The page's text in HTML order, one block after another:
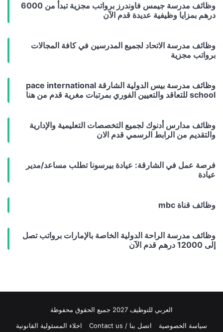
وظائف مدرسة جيمس فاوندرز برواتب مجزية تبدأ من 6000
درهم بمزايا وظيفية عديدة قدم الآن
وظائف مدرسة الاتحاد لجميع المدرسين في كافة المجالات
برواتب مجزية
وظائف مدرسة بيس الدولية الشارقة pace international
school للتعاقد والتعيين الفوري بمرتبات مغرية قدم من هنا
وظائف مدارس أدنوك لجميع التخصصات التعليمية والإدارية
والتقديم من الرابط الرسمي قدم الان
فرصة عمل في الشارقة: عيادة بيرسونا تطلب مساعد/مدير
عيادة
وظائف قناة mbc
وظائف مدرسة الراحة الدولية الخاصة بالإمارات برواتب تصل
إلى 12000 درهم قدم الآن
العربي للتوظيف 2027 جميع الحقوق محفوظة
سياسة الخصوصية
اتصل بنا / Contact us اخلاء المسئولية القانونية